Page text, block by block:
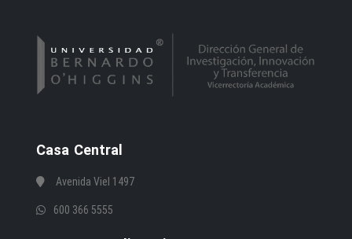
Casa Central
Avenida Viel 1497
600 366 5555